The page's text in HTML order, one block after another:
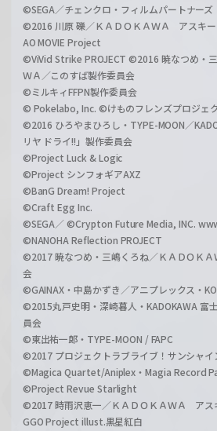
©SEGA／チェンクロ・フィルムパートナーズ
©2016 川原 礫／ＫＡＤＯＫＡＷＡ アスキー
AO MOVIE Project
©ViVid Strike PROJECT ©2016 暁なつめ・
ＷＡ／このすば製作委員会
©ミルキィFFPN製作委員会
© Pokelabo, Inc. ©けものフレンズプロジェ
©2016 ひろやまひろし・TYPE-MOON／
リヤ ドライ!!」製作委員会
©Project Luck & Logic
©Project シンフォギアAXZ
©BanG Dream! Project
©Craft Egg Inc.
©SEGA／ ©Crypton Future Media, INC.
©NANOHA Reflection PROJECT
©2017 暁なつめ・三嶋くろね／ＫＡＤＯＫ
会
©GAINAX・中島かずき／アニプレックス・
©2015丸戸史明・深崎暮人・KADOKAWA 富
員会
©東出祐一郎・TYPE-MOON / FAPC
©2017 プロジェクトラブライブ！サンシャイ
©Magica Quartet/Aniplex・Magia Record
©Project Revue Starlight
©2017 時雨沢恵一／ＫＡＤＯＫＡＷＡ アス
GGO Project illust.黒星紅白